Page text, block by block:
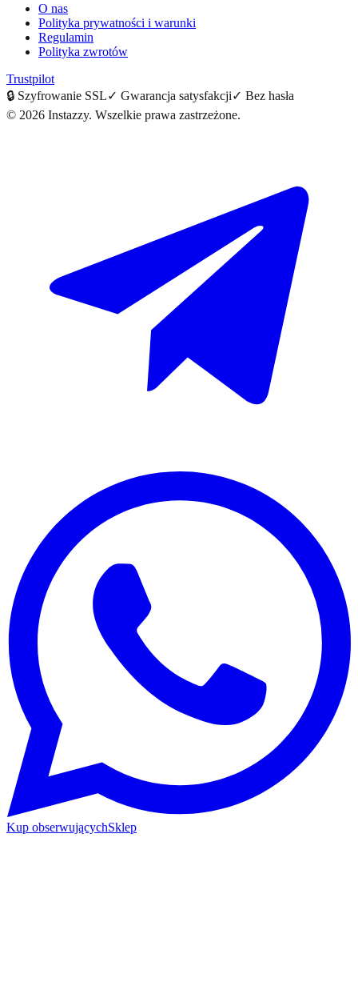
O nas
Polityka prywatności i warunki
Regulamin
Polityka zwrotów
Trustpilot
🔒 Szyfrowanie SSL✓ Gwarancja satysfakcji✓ Bez hasła
© 2026 Instazzy. Wszelkie prawa zastrzeżone.
Kup obserwującychSklep